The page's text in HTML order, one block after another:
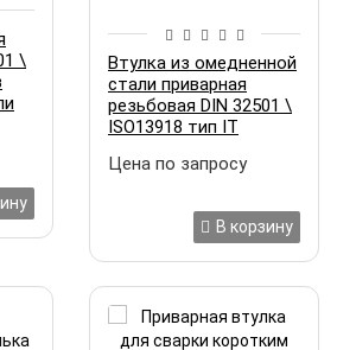
\
Втулка из омедненной
стали приварная
резьбовая DIN 32501 \
ISO13918 тип IT
Цена по запросу
В корзину